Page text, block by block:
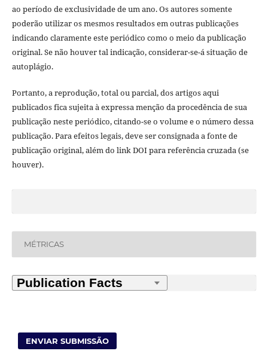
ao período de exclusividade de um ano. Os autores somente
poderão utilizar os mesmos resultados em outras publicações
indicando claramente este periódico como o meio da publicação
original. Se não houver tal indicação, considerar-se-á situação de
autoplágio.
Portanto, a reprodução, total ou parcial, dos artigos aqui
publicados fica sujeita à expressa menção da procedência de sua
publicação neste periódico, citando-se o volume e o número dessa
publicação. Para efeitos legais, deve ser consignada a fonte de
publicação original, além do link DOI para referência cruzada (se
houver).
MÉTRICAS
ENVIAR SUBMISSÃO